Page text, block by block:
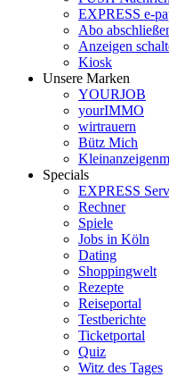
EXPRESS e-
Abo
Anzeigen
Kiosk
Unsere Marken
YOURJOB
yourIMMO
wirtrauern
Bütz Mich
Specials
EXPRESS
Rechner
Spiele
Jobs in Köln
Dating
Shoppingwelt
Rezepte
Reiseportal
Testberichte
Ticketportal
Quiz
Witz des Tages